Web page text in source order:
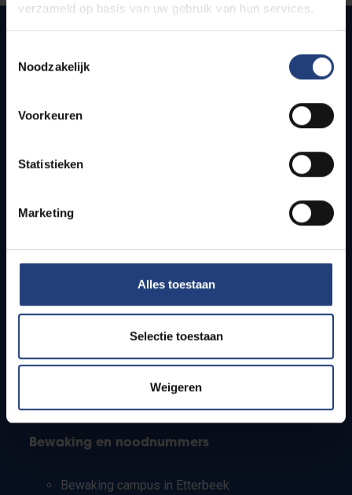
verzameld op basis van uw gebruik van hun services.
Noodzakelijk
Voorkeuren
Statistieken
Marketing
Alles toestaan
Selectie toestaan
Weigeren
Snel naar
Bereikbaarheid
Studenten
PhD-studenten
Leerkrachten en secundaire scholen
Bewaking en noodnummers
Bewaking campus in Etterbeek